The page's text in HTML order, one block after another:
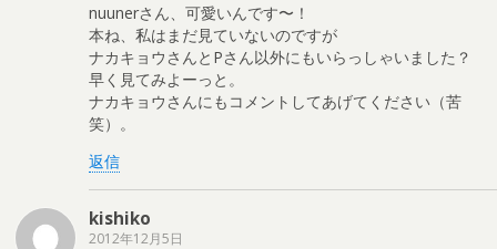
nuunerさん、可愛いんです〜！
本ね、私はまだ見ていないのですが
ナカキョウさんとPさん以外にもいらっしゃいました？
早く見てみよーっと。
ナカキョウさんにもコメントしてあげてください（苦
笑）。
返信
kishiko
2012年12月5日